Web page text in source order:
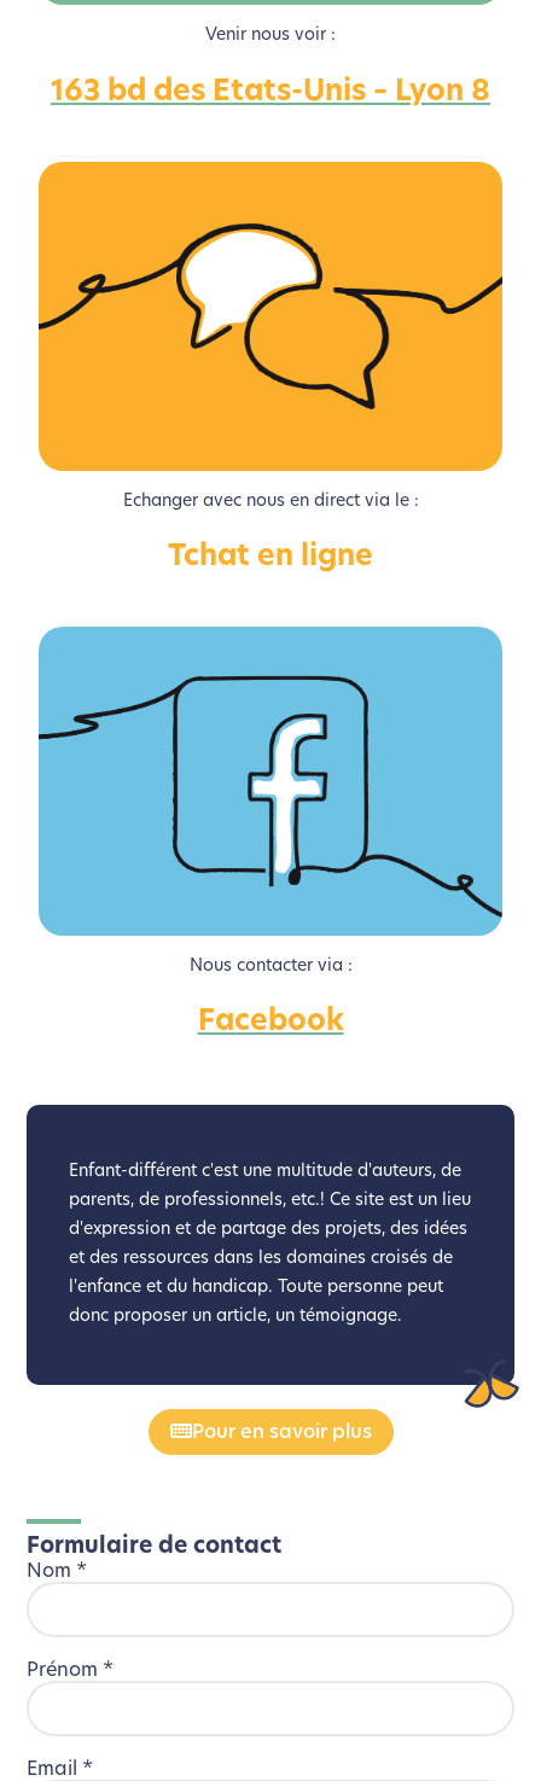
Nous avons développé ce site Internet dans le cadre
d’une démarche forte d’écoconception.
Si vous aussi vous souhaitez diminuer drastiquement
les besoins énergétiques nécessaires à votre
le parcourir dans son Mode
l’écoconception.
Venir nous voir :
163 bd des Etats-Unis – Lyon 8
Echanger avec nous en direct via le :
Tchat en ligne
Nous contacter via :
Facebook
Enfant-différent c'est une multitude d'auteurs, de
parents, de professionnels, etc.! Ce site est un lieu
d'expression et de partage des projets, des idées
et des ressources dans les domaines croisés de
l'enfance et du handicap. Toute personne peut
donc proposer un article, un témoignage.
Pour en savoir plus
Formulaire de contact
Nom *
Prénom *
Email *